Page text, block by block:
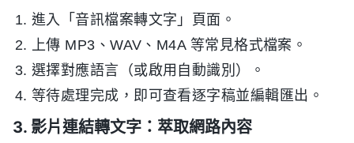
進入「音訊檔案轉文字」頁面。
上傳 MP3、WAV、M4A 等常見格式檔案。
選擇對應語言（或啟用自動識別）。
等待處理完成，即可查看逐字稿並編輯匯出。
3. 影片連結轉文字：萃取網路內容